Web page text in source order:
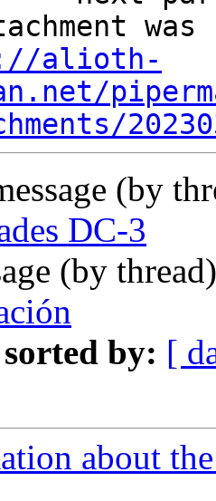
alioth-
(by
DC-3
(by
sorted by: [
about